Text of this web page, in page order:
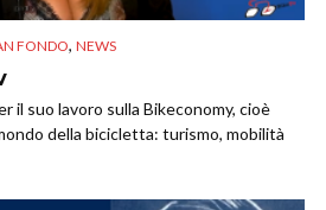
FONDO, NEWS
il suo lavoro sulla Bikeconomy, cioè
della bicicletta: turismo, mobilità